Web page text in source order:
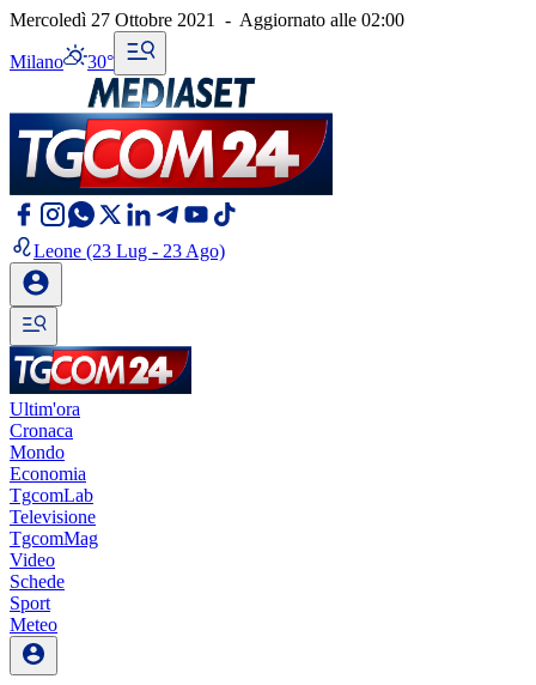
Mercoledì 27 Ottobre 2021 - Aggiornato alle 02:00
Milano 30°
Leone (23 Lug - 23 Ago)
Ultim'ora
Cronaca
Mondo
Economia
TgcomLab
Televisione
TgcomMag
Video
Schede
Sport
Meteo